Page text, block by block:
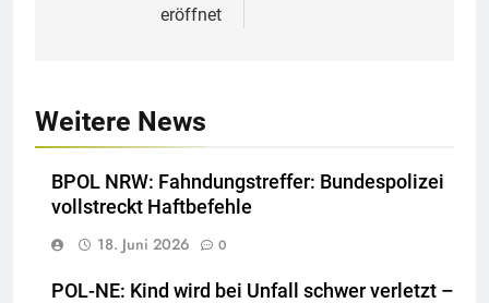
eröffnet
Weitere News
BPOL NRW: Fahndungstreffer: Bundespolizei
vollstreckt Haftbefehle
18. Juni 2026
0
POL-NE: Kind wird bei Unfall schwer verletzt –